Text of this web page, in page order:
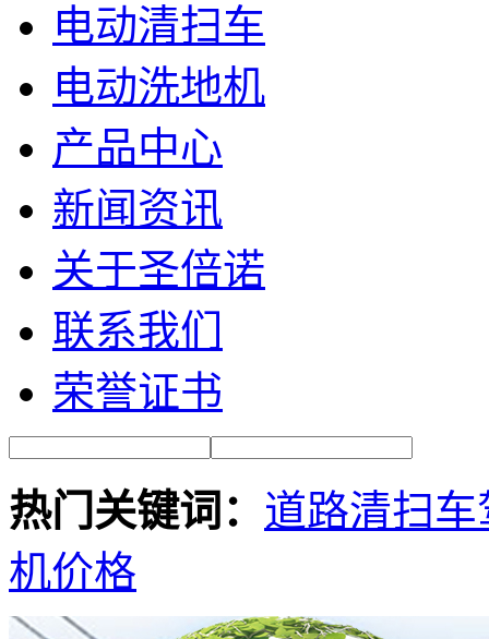
电动清扫车
电动洗地机
产品中心
新闻资讯
关于圣倍诺
联系我们
荣誉证书
热门关键词： 道路清扫车
机价格